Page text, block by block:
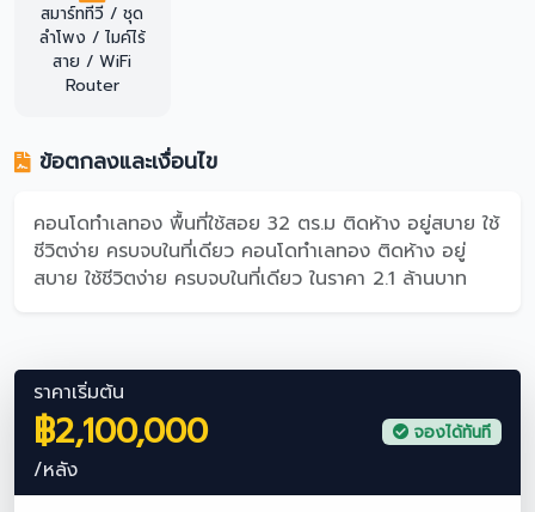
สมาร์ททีวี / ชุด
ลำโพง / ไมค์ไร้
สาย / WiFi
Router
ข้อตกลงและเงื่อนไข
คอนโดทำเลทอง พื้นที่ใช้สอย 32 ตร.ม ติดห้าง อยู่สบาย ใช้
ชีวิตง่าย ครบจบในที่เดียว คอนโดทำเลทอง ติดห้าง อยู่
สบาย ใช้ชีวิตง่าย ครบจบในที่เดียว ในราคา 2.1 ล้านบาท
ราคาเริ่มต้น
฿2,100,000
/หลัง
จองได้ทันที